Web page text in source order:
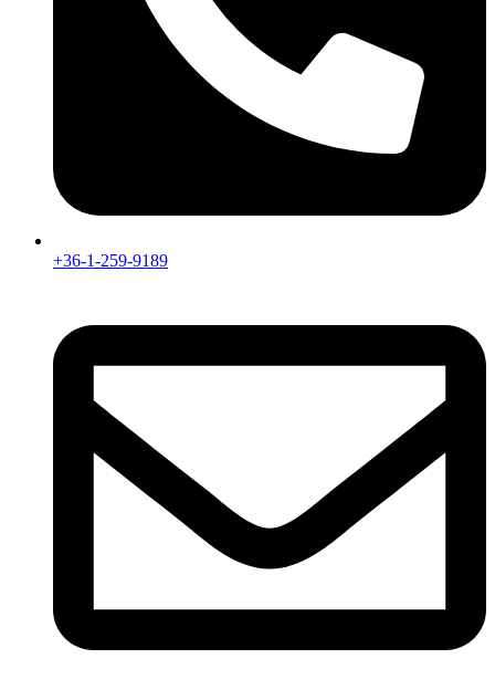
+36-1-259-9189